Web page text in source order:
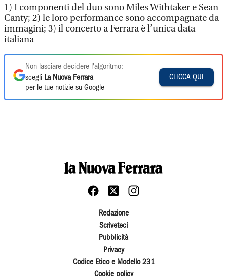
1) I componenti del duo sono Miles Withtaker e Sean
Canty; 2) le loro performance sono accompagnate da
immagini; 3) il concerto a Ferrara è l’unica data
italiana
Non lasciare decidere l'algoritmo:
scegli La Nuova Ferrara
per le tue notizie su Google
CLICCA QUI
Redazione
Scriveteci
Pubblicità
Privacy
Codice Etico e Modello 231
Cookie policy